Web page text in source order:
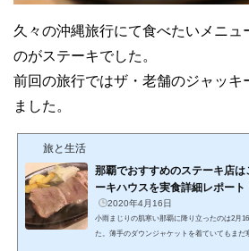
久々の沖縄旅行にて食べたいメニュ
のがステーキでした。
前回の旅行ではザ・老舗のジャッキ
ました。
旅と生活
那覇でおすすめのステーキ店
ーキハウスを実食詳細レポート
2020年4月16日
小雨まじりの肌寒い那覇に降り立ったのは2月
た。薄手のダウンジャケットを着ていてもまだ